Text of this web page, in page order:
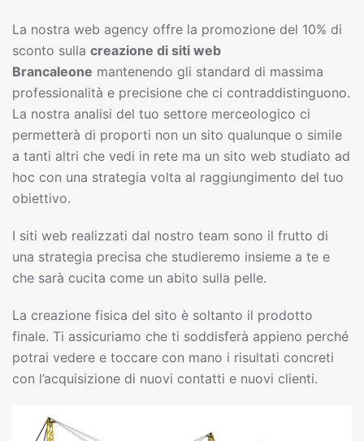
La nostra web agency offre la promozione del 10% di
sconto sulla creazione di siti web
Brancaleone mantenendo gli standard di massima
professionalità e precisione che ci contraddistinguono.
La nostra analisi del tuo settore merceologico ci
permetterà di proporti non un sito qualunque o simile
a tanti altri che vedi in rete ma un sito web studiato ad
hoc con una strategia volta al raggiungimento del tuo
obiettivo.
I siti web realizzati dal nostro team sono il frutto di
una strategia precisa che studieremo insieme a te e
che sarà cucita come un abito sulla pelle.
La creazione fisica del sito è soltanto il prodotto
finale. Ti assicuriamo che ti soddisferà appieno perché
potrai vedere e toccare con mano i risultati concreti
con l’acquisizione di nuovi contatti e nuovi clienti.